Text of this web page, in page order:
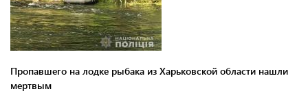
Пропавшего на лодке рыбака из Харьковской области нашли
мертвым